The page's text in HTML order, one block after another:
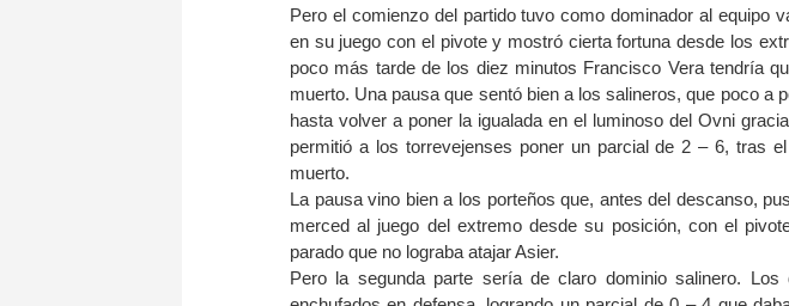
Pero el comienzo del partido tuvo como dominador al equipo
en su juego con el pivote y mostró cierta fortuna desde los
poco más tarde de los diez minutos Francisco Vera tendría
muerto. Una pausa que sentó bien a los salineros, que poco a
hasta volver a poner la igualada en el luminoso del Ovni
permitió a los torrevejenses poner un parcial de 2 – 6, tras
muerto.
La pausa vino bien a los porteños que, antes del descanso,
merced al juego del extremo desde su posición, con el
parado que no lograba atajar Asier.
Pero la segunda parte sería de claro dominio salinero.